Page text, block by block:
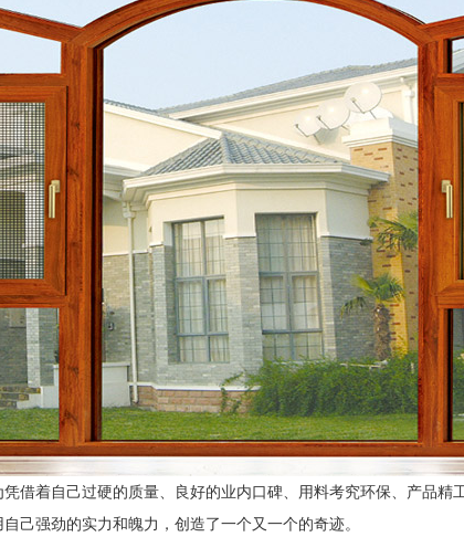
凭借着自己过硬的质量、良好的业内口碑、用料考究环保、产品精
己强劲的实力和魄力，创造了一个又一个的奇迹。